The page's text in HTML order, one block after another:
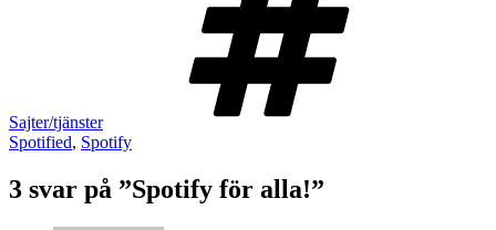
Sajter/tjänster
Spotified, Spotify
3 svar på ”Spotify för alla!”